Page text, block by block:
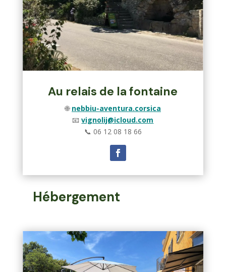
Au relais de la fontaine
🌐 nebbiu-aventura.corsica
📧vignolij@icloud.com
📞 06 12 08 18 66
Hébergement